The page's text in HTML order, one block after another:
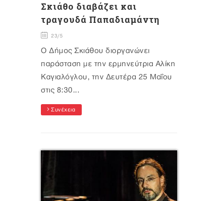
Σκιάθο διαβάζει και
τραγουδά Παπαδιαμάντη
23/5
Ο Δήμος Σκιάθου διοργανώνει
παράσταση με την ερμηνεύτρια Αλίκη
Καγιαλόγλου, την Δευτέρα 25 Μαΐου
στις 8:30...
Συνέχεια